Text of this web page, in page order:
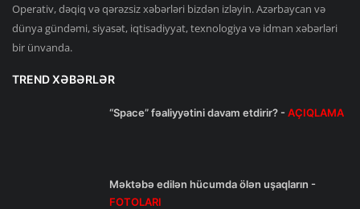
Operativ, dəqiq və qərəzsiz xəbərləri bizdən izləyin. Azərbaycan və
dünya gündəmi, siyasət, iqtisadiyyat, texnologiya və idman xəbərləri
bir ünvanda.
TREND XƏBƏRLƏR
“Space” fəaliyyətini davam etdirir? -AÇIQLAMA
Məktəbə edilən hücumda ölən uşaqların -
FOTOLARI